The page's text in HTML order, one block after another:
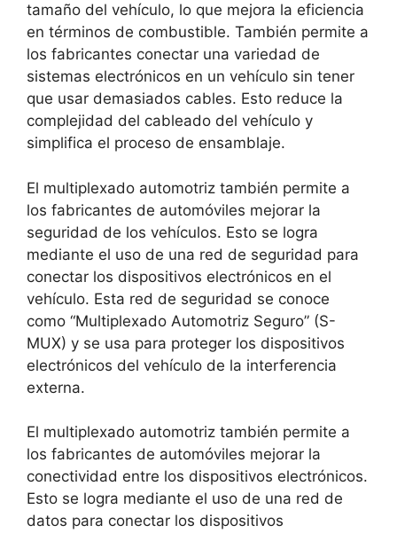
tamaño del vehículo, lo que mejora la eficiencia
en términos de combustible. También permite a
los fabricantes conectar una variedad de
sistemas electrónicos en un vehículo sin tener
que usar demasiados cables. Esto reduce la
complejidad del cableado del vehículo y
simplifica el proceso de ensamblaje.
El multiplexado automotriz también permite a
los fabricantes de automóviles mejorar la
seguridad de los vehículos. Esto se logra
mediante el uso de una red de seguridad para
conectar los dispositivos electrónicos en el
vehículo. Esta red de seguridad se conoce
como “Multiplexado Automotriz Seguro” (S-
MUX) y se usa para proteger los dispositivos
electrónicos del vehículo de la interferencia
externa.
El multiplexado automotriz también permite a
los fabricantes de automóviles mejorar la
conectividad entre los dispositivos electrónicos.
Esto se logra mediante el uso de una red de
datos para conectar los dispositivos